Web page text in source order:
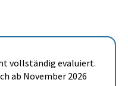
vollständig evaluiert.
ab November 2026